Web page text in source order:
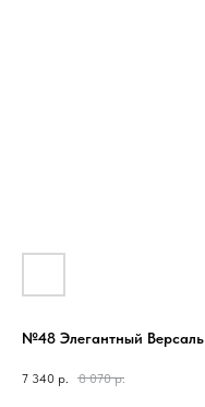
№48 Элегантный Версаль
7 340 р. 8 070 р.